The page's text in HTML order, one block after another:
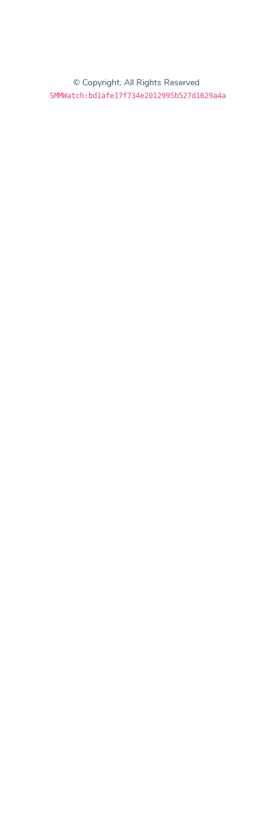
© Copyright. All Rights Reserved
SMMWatch:bd1afe17f734e2012995b527d1629a4a